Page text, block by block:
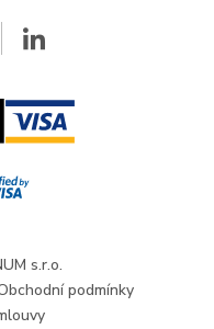
s.r.o.
podmínky